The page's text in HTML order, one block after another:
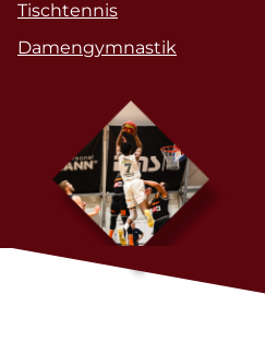
Tischtennis
Damengymnastik